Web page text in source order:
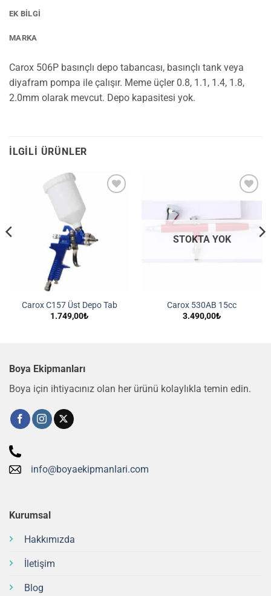
EK BILGI
MARKA
Carox 506P basınçlı depo tabancası, basınçlı tank veya
diyafram pompa ile çalışır. Meme üçler 0.8, 1.1, 1.4, 1.8,
2.0mm olarak mevcut. Depo kapasitesi yok.
İLGILI ÜRÜNLER
Carox C157 Üst Depo Tab
1.749,00₺
İstek
Ekle
STOKTA YOK
Carox 530AB 15cc
3.490,00₺
Boya Ekipmanları
Boya için ihtiyacınız olan her ürünü kolaylıkla temin edin.
info@boyaekipmanlari.com
Kurumsal
Hakkımızda
İletişim
Blog